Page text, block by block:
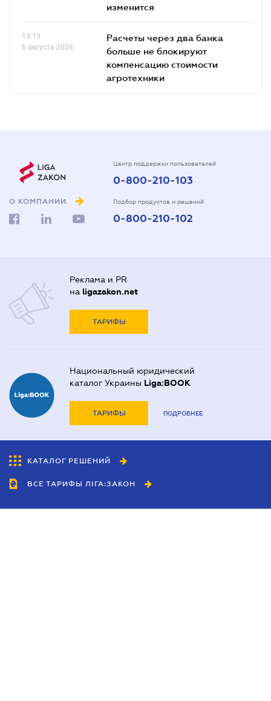
изменится
13.13
6 августа 2026
Расчеты через два банка
больше не блокируют
компенсацию стоимости
агротехники
О КОМПАНИИ
Центр поддержки пользователей
0-800-210-103
Подбор продуктов и решений
0-800-210-102
Реклама и PR
на ligazakon.net
ТАРИФЫ
Национальный юридический
каталог Украины Liga:BOOK
ТАРИФЫ ПОДРОБНЕЕ
КАТАЛОГ РЕШЕНИЙ
ВСЕ ТАРИФЫ ЛІГА:ЗАКОН